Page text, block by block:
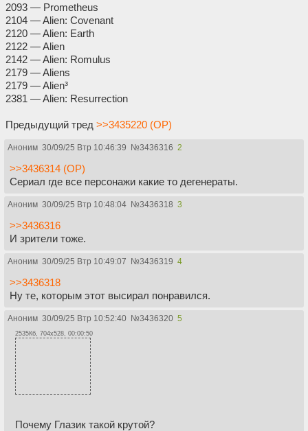
2093 — Prometheus
2104 — Alien: Covenant
2120 — Alien: Earth
2122 — Alien
2142 — Alien: Romulus
2179 — Aliens
2179 — Alien³
2381 — Alien: Resurrection
Предыдущий тред >>3435220 (OP)
Аноним 30/09/25 Втр 10:46:39 №3436316 2
>>3436314 (OP)
Сериал где все персонажи какие то дегенераты.
Аноним 30/09/25 Втр 10:48:04 №3436318 3
>>3436316
И зрители тоже.
Аноним 30/09/25 Втр 10:49:07 №3436319 4
>>3436318
Ну те, которым этот высирал понравился.
Аноним 30/09/25 Втр 10:52:40 №3436320 5
2535Кб, 704x528, 00:00:50
Почему Глазик такой крутой?